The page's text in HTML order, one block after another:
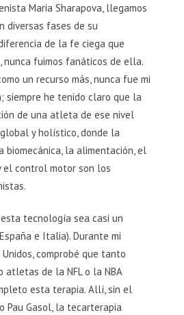
Maria Sharapova, llegamos
diversas fases de su
de la fe ciega que
fuimos fanáticos de ella.
un recurso más, nunca fue mi
siempre he tenido claro que la
de una atleta de ese nivel
y holístico, donde la
biomecánica, la alimentación, el
el control motor son los
tecnología sea casi un
e Italia). Durante mi
comprobé que tanto
atletas de la NFL o la NBA
esta terapia. Allí, sin el
Pau Gasol, la tecarterapia